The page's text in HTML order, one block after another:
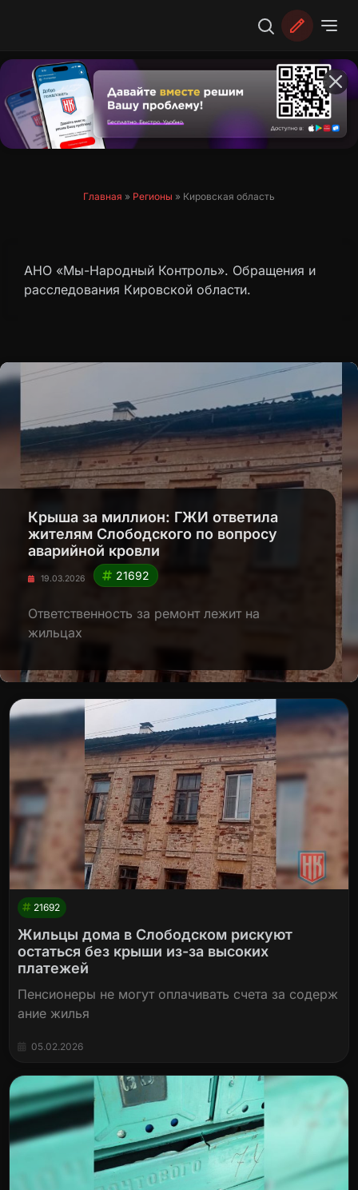
Главная » Регионы » Кировская область
АНО «Мы-Народный Контроль». Обращения и
расследования Кировской области.
Крыша за миллион: ГЖИ ответила
жителям Слободского по вопросу
аварийной кровли
19.03.2026 21692
Ответственность за ремонт лежит на
жильцах
21692
Жильцы дома в Слободском рискуют
остаться без крыши из-за высоких
платежей
Пенсионеры не могут оплачивать счета за содерж
ание жилья
05.02.2026